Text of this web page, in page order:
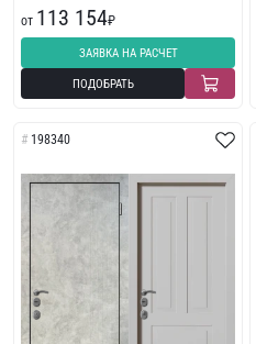
от 113 154₽
ЗАЯВКА НА РАСЧЕТ
ПОДОБРАТЬ
198340